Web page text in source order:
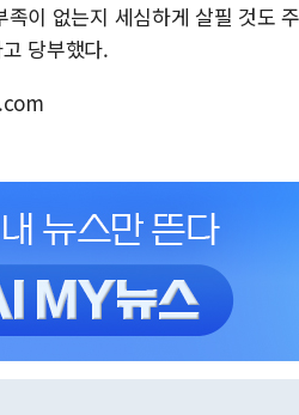
이 없는지 세심하게 살필 것도
당부했다.